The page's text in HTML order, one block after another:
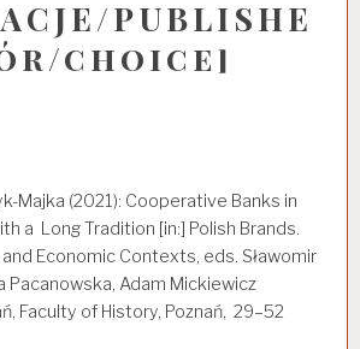
PUBLISHE
choice]
Majka (2021): Cooperative Banks in
a Long Tradition [in:] Polish Brands.
Economic Contexts, eds. Sławomir
Pacanowska, Adam Mickiewicz
Faculty of History, Poznań, 29–52